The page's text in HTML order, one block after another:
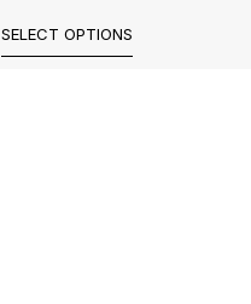
SELECT OPTIONS